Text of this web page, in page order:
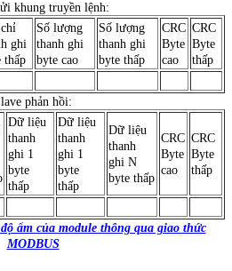
khung truyền lệnh:
ghi
thấp
Số lượng
thanh ghi
byte cao
Số lượng
thanh ghi
byte thấp
CRC
Byte
cao
CRC
Byte
thấp
phản hồi:
Dữ liệu
thanh
ghi 1
byte
thấp
Dữ liệu
thanh
ghi 1
byte
thấp
Dữ liệu
thanh
ghi N
byte thấp
CRC
Byte
cao
CRC
Byte
thấp
ẩm của module thông qua giao thức
MODBUS